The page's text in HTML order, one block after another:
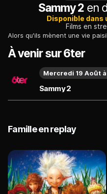
Sammy 2 en
Disponible dans
Films en
À venir sur 6ter
Sammy 2
Mercredi 19 Août
Famille en replay